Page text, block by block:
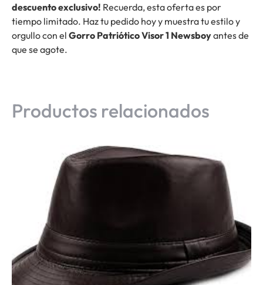
descuento exclusivo! Recuerda, esta oferta es por
tiempo limitado. Haz tu pedido hoy y muestra tu estilo y
orgullo con el Gorro Patriótico Visor 1 Newsboyantes de
que se agote.
Productos relacionados